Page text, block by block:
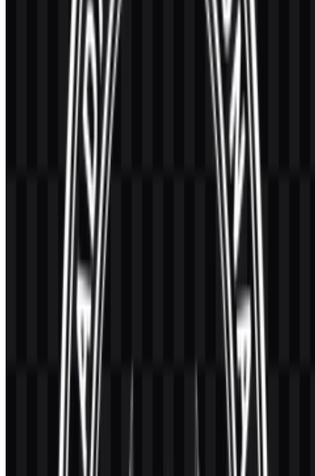
kepercayaan, cukup sederhana untuk cepat dipahami
oleh audiens yang beragam.
Evolusi Logo
Karena BGN dibentuk pada 2024, identitasnya masih relatif baru.
Lembaga publik yang baru berdiri biasanya memprioritaskan
peluncuran cepat dan konsistensi di seluruh materi administrasi:
dokumen internal, surat koordinasi, pedoman program, dan
komunikasi publik. Seiring organisasi berkembang, penyempurnaan
sering terjadi bukan sebagai “rebrand” besar, melainkan sebagai
peningkatan sistem —misalnya standarisasi aturan clear space,
peningkatan keterbacaan pada ukuran kecil, serta pembuatan set
lockup resmi untuk berbagai konteks penggunaan.
Dalam banyak sistem identitas pemerintah, evolusi umumnya
mengikuti salah satu jalur berikut:
Penyempurnaan teknis
: menggambar ulang emblem agar
lebih simetris, kurva lebih bersih, dan reproduksi lebih baik di
media cetak maupun digital.
Kesiapan digital
: merilis paket aset yang konsisten, termasuk
file master Vector dan ekspor Transparent Background, untuk
mengurangi peredaran salinan berkualitas rendah.
Perluasan identitas
: menambahkan grafis pendukung (pola,
ikon, template) yang menjaga emblem tetap utuh sekaligus
meningkatkan kejelasan komunikasi.
Jika Anda membandingkan versi yang beredar online, prioritaskan
aset dari kanal resmi atau arsip tepercaya, dan hindari gambar
terkompresi yang menimbulkan artefak atau warna yang keliru.
Konsistensi adalah kunci untuk tanda pemerintah: deviasi kecil saja
dapat menimbulkan kebingungan atau menurunkan kredibilitas yang
Palet Warna BGN